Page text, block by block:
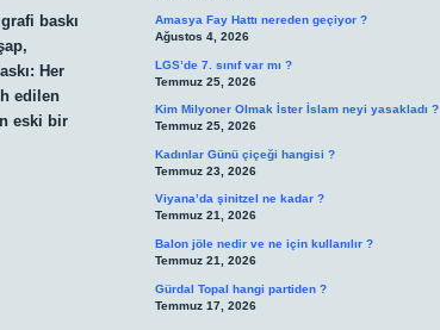
baskı
Her
edilen
eski bir
Amasya Fay Hattı nereden geçiyor ?
Ağustos 4, 2026
LGS’de 7. sınıf var mı ?
Temmuz 25, 2026
Kim Milyoner Olmak İster İslam neyi yasakladı ?
Temmuz 25, 2026
Kadınlar Günü çiçeği hangisi ?
Temmuz 23, 2026
Viyana’da şinitzel ne kadar ?
Temmuz 21, 2026
Balon jöle nedir ve ne için kullanılır ?
Temmuz 21, 2026
Gürdal Topal hangi partiden ?
Temmuz 17, 2026